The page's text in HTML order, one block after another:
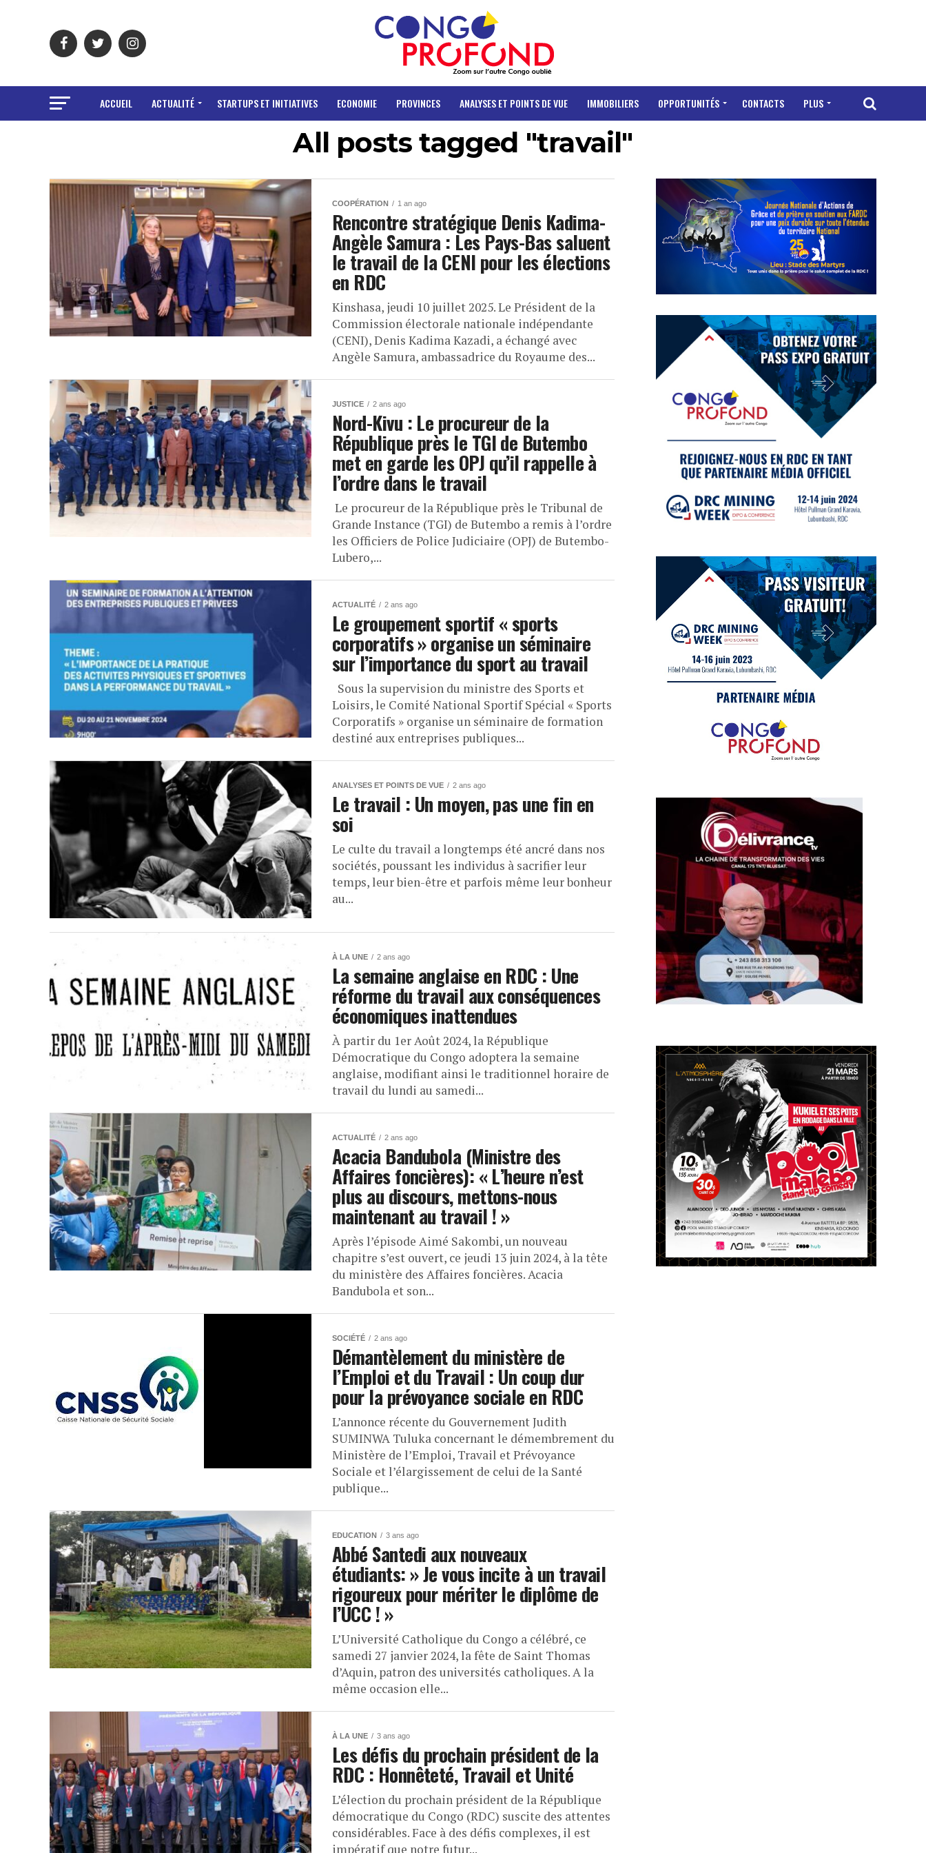
ACCUEIL ACTUALITÉ STARTUPS ET INITIATIVES ECONOMIE PROVINCES ANALYSES ET POINTS DE VUE IMMOBILIERS OPPORTUNITÉS CONTACTS PLUS
All posts tagged "travail"
COOPÉRATION 1 an ago
Rencontre stratégique Denis Kadima-
Angèle Samura : Les Pays-Bas saluent
le travail de la CENI pour les élections
en RDC
Kinshasa, jeudi 10 juillet 2025. Le Président de la
Commission électorale nationale indépendante
(CENI), Denis Kadima Kazadi, a échangé avec
Angèle Samura, ambassadrice du Royaume des...
JUSTICE 2 ans ago
Nord-Kivu : Le procureur de la
République près le TGI de Butembo
met en garde les OPJ qu’il rappelle à
l’ordre dans le travail
Le procureur de la République près le Tribunal de
Grande Instance (TGI) de Butembo a remis à l’ordre
les Officiers de Police Judiciaire (OPJ) de Butembo-
Lubero,...
ACTUALITÉ 2 ans ago
Le groupement sportif « sports
corporatifs » organise un séminaire
sur l’importance du sport au travail
Sous la supervision du ministre des Sports et
Loisirs, le Comité National Sportif Spécial « Sports
Corporatifs » organise un séminaire de formation
destiné aux entreprises publiques...
ANALYSES ET POINTS DE VUE 2 ans ago
Le travail : Un moyen, pas une fin en
soi
Le culte du travail a longtemps été ancré dans nos
sociétés, poussant les individus à sacrifier leur
temps, leur bien-être et parfois même leur bonheur
au...
À LA UNE 2 ans ago
La semaine anglaise en RDC : Une
réforme du travail aux conséquences
économiques inattendues
À partir du 1er Août 2024, la République
Démocratique du Congo adoptera la semaine
anglaise, modifiant ainsi le traditionnel horaire de
travail du lundi au samedi...
ACTUALITÉ 2 ans ago
Acacia Bandubola (Ministre des
Affaires foncières): « L’heure n’est
plus au discours, mettons-nous
maintenant au travail ! »
Après l’épisode Aimé Sakombi, un nouveau
chapitre s’est ouvert, ce jeudi 13 juin 2024, à la tête
du ministère des Affaires foncières. Acacia
Bandubola et son...
SOCIÉTÉ 2 ans ago
Démantèlement du ministère de
l’Emploi et du Travail : Un coup dur
pour la prévoyance sociale en RDC
L’annonce récente du Gouvernement Judith
SUMINWA Tuluka concernant le démembrement du
Ministère de l’Emploi, Travail et Prévoyance
Sociale et l’élargissement de celui de la Santé
publique...
EDUCATION 3 ans ago
Abbé Santedi aux nouveaux
étudiants: » Je vous incite à un travail
rigoureux pour mériter le diplôme de
l’UCC ! »
L’Université Catholique du Congo a célébré, ce
samedi 27 janvier 2024, la fête de Saint Thomas
d’Aquin, patron des universités catholiques. A la
même occasion elle...
À LA UNE 3 ans ago
Les défis du prochain président de la
RDC : Honnêteté, Travail et Unité
L’élection du prochain président de la République
démocratique du Congo (RDC) suscite des attentes
considérables. Face à des défis complexes, il est
impératif que notre futur...